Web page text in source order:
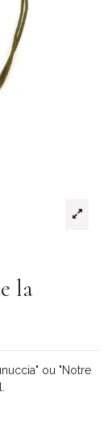
la
ou "Notre